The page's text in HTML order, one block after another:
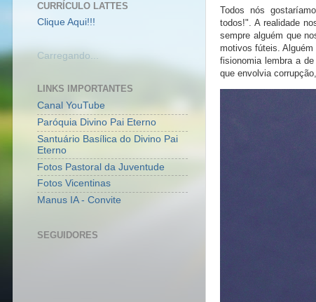
Todos nós
todos!". A realidade
sempre alguém que
motivos fúteis.
fisionomia lembra a
que envolvia
CURRÍCULO LATTES
Clique Aqui!!!
Carregando...
LINKS IMPORTANTES
Canal YouTube
Paróquia Divino Pai Eterno
Santuário Basílica do Divino Pai
Eterno
Fotos Pastoral da Juventude
Fotos Vicentinas
Manus IA - Convite
SEGUIDORES